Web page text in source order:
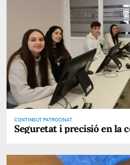
CONTINGUT PATROCINAT
Seguretat i precisió en la